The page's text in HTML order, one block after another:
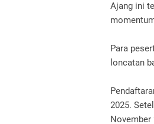
Ajang ini
Para
loncatan
2025.